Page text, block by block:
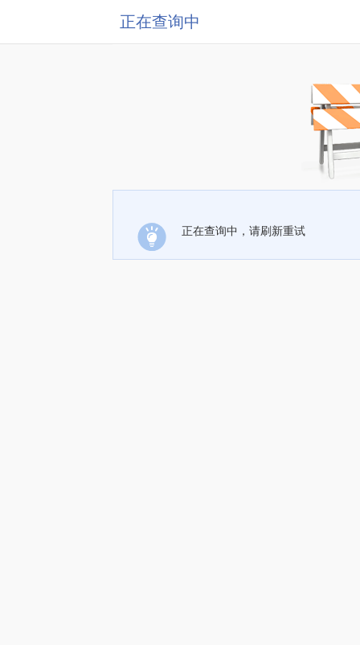
正在查询中
正在查询中，请刷新重试